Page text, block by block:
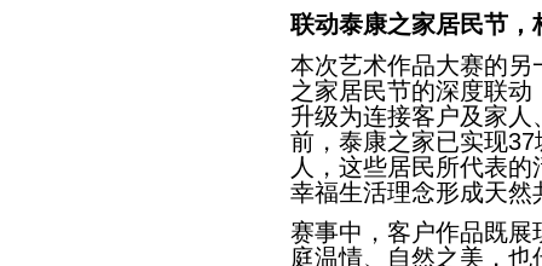
联动泰康之家居民节，
本次艺术作品大赛的
之家居民节的深度联
升级为连接客户及家
前，泰康之家已实现
人，这些居民所代表
幸福生活理念形成天然
赛事中，客户作品既
庭温情、自然之美，